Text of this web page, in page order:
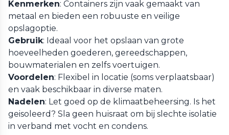
Kenmerken: Containers zijn vaak gemaakt van
metaal en bieden een robuuste en veilige
opslagoptie.
Gebruik: Ideaal voor het opslaan van grote
hoeveelheden goederen, gereedschappen,
bouwmaterialen en zelfs voertuigen.
Voordelen: Flexibel in locatie (soms verplaatsbaar)
en vaak beschikbaar in diverse maten.
Nadelen: Let goed op de klimaatbeheersing. Is het
geisoleerd? Sla geen huisraat om bij slechte isolatie
in verband met vocht en condens.